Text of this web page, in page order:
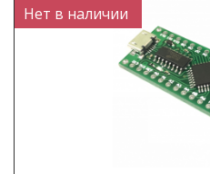
Нет в наличии